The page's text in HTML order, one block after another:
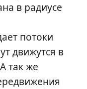
в радиусе
потоки
движутся в
так же